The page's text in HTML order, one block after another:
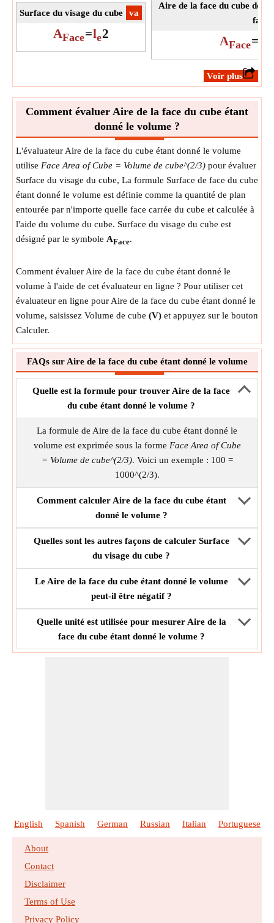
​va
Surface du visage du cube
AFace=le2
Aire de la face du cube
face
AFace=
​Voir plus
Comment évaluer Aire de la face du cube étant
donné le volume ?
L'évaluateur Aire de la face du cube étant donné le volume
utilise Face Area of Cube = Volume de cube^(2/3) pour évaluer
Surface du visage du cube, La formule Surface de face du cube
étant donné le volume est définie comme la quantité de plan
entourée par n'importe quelle face carrée du cube et calculée à
l'aide du volume du cube. Surface du visage du cube est
désigné par le symbole AFace.
Comment évaluer Aire de la face du cube étant donné le
volume à l'aide de cet évaluateur en ligne ? Pour utiliser cet
évaluateur en ligne pour Aire de la face du cube étant donné le
volume, saisissez Volume de cube (V) et appuyez sur le bouton
Calculer.
FAQs sur Aire de la face du cube étant donné le volume
Quelle est la formule pour trouver Aire de la face
du cube étant donné le volume ?
La formule de Aire de la face du cube étant donné le
volume est exprimée sous la forme Face Area of Cube
= Volume de cube^(2/3). Voici un exemple : 100 =
1000^(2/3).
Comment calculer Aire de la face du cube étant
donné le volume ?
Quelles sont les autres façons de calculer Surface
du visage du cube ?
Le Aire de la face du cube étant donné le volume
peut-il être négatif ?
Quelle unité est utilisée pour mesurer Aire de la
face du cube étant donné le volume ?
English Spanish German Russian Italian Portuguese
About
Contact
Disclaimer
Terms of Use
Privacy Policy